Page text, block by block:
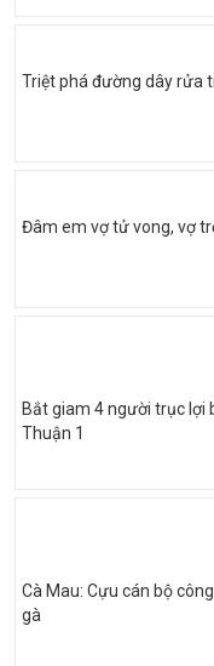
Triệt phá đường dây rửa
Đâm em vợ tử vong, vợ
Bắt giam 4 người trục lợi
Thuận 1
Cà Mau: Cựu cán bộ
gà